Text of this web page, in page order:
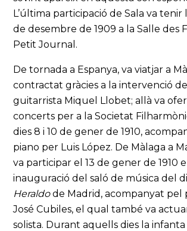
L’última participació de Sala va tenir
de desembre de 1909 a la Salle des
Petit Journal.
De tornada a Espanya, va viatjar a
contractat gràcies a la intervenció del
guitarrista Miquel Llobet; allà va
concerts per a la Societat
dies 8 i 10 de gener de 1910,
piano per Luis López. De Màlaga a
va participar el 13 de gener de 1910
inauguració del saló de música del
Heraldode Madrid, acompanyat pel
José Cubiles, el qual també va
solista. Durant aquells dies la infanta